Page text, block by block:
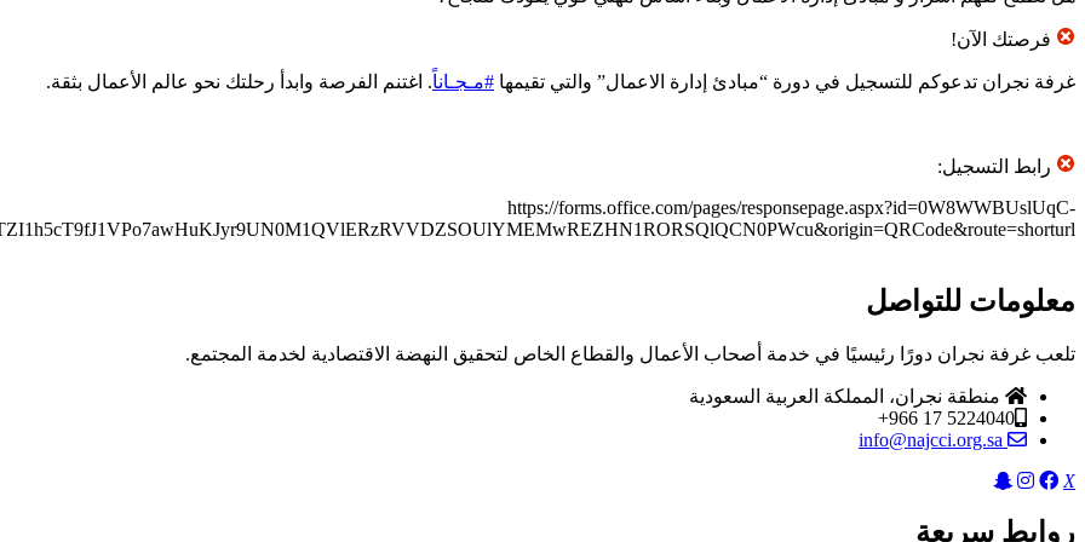
فرصتك الآن!
غرفة نجران تدعوكم للتسجيل في دورة “مبادئ إدارة الاعمال” والتي تقيمها #مـجـاناً. اغتنم الفرصة وابدأ رحلتك نحو عالم الأعمال بثقة.
رابط التسجيل:
https://forms.office.com/pages/responsepage.aspx?id=0W8WWBUslUqC-
معلومات للتواصل
تلعب غرفة نجران دورًا رئيسيًا في خدمة أصحاب الأعمال والقطاع الخاص لتحقيق النهضة الاقتصادية لخدمة المجتمع.
منطقة نجران، المملكة العربية السعودية
5224040 17 966+
X
روابط سريعة